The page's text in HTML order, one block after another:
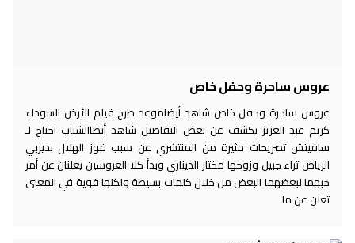
عروس ساحرة وحفل خاص
عروس ساحرة وحفل خاص شاهد أيضاموعد طرح فيلم الأرض السوداء
كريم عبد العزيز يكشف عن بعض التفاصيل شاهد أيضاالشباب احتاج لـ
سافيتش تصريحات مثيرة من المنتشري عن سبب فوز الهلال بديربي
الرياض ثراء جبيل وزوجها مختار الديناري وبدأ كلا العروسين يعلنان عن أمر
حبهما لبعضهما البعض من خلال كلمات بسيطة ولكنها قوية في المعنى
تعلن عن ما